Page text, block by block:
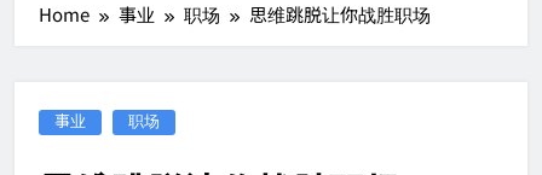
Home 事业 职场 思维跳脱让你战胜职场
事业 职场